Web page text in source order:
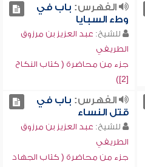
الفهرس: باب في
وطء السبايا
للشيخ: عبد العزيز بن مرزوق
الطريفي
جزء من محاضرة ( كتاب النكاح
[2])
الفهرس: باب في
قتل النساء
للشيخ: عبد العزيز بن مرزوق
الطريفي
جزء من محاضرة ( كتاب الجهاد